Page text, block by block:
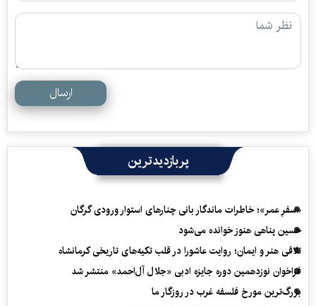
ارسال
پربازدیدترین
«سفرِ عمر»؛ خاطرات ماندگار بانی چنارهای استوار ورودی گرگان
حسین پناهی هنوز خوانده می‌شود
تلاقی هنر و ایمان؛ روایت عاشورا در قلب تکیه‌های تاریخی کرمانشاه
فراخوان نوزدهمین دوره جایزه ادبی «جلال آل‌احمد» منتشر شد
بزرگ‌ترین مورخ فلسفه غرب در روزگار ما